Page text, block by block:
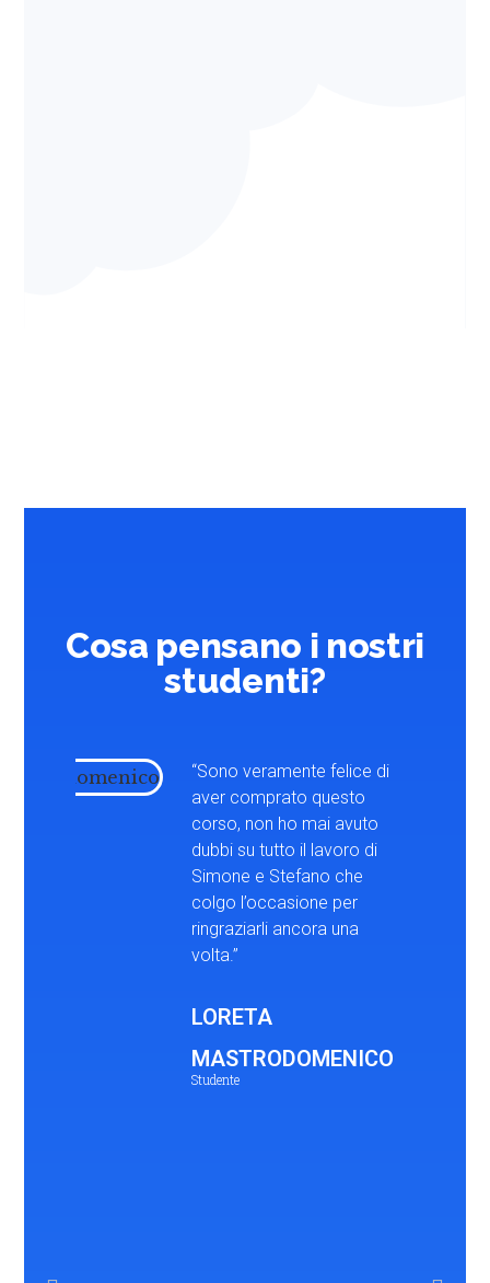
Cosa pensano i nostri
studenti?
“Sono veramente felice di
aver comprato questo
corso, non ho mai avuto
dubbi su tutto il lavoro di
Simone e Stefano che
colgo l’occasione per
ringraziarli ancora una
volta.”
LORETA
MASTRODOMENICO
Studente